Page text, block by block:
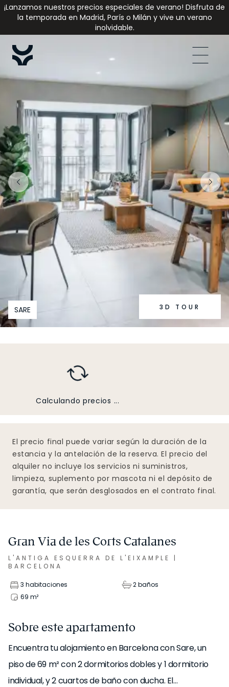
¡Lanzamos nuestros precios especiales de verano! Disfruta de
la temporada en Madrid, París o Milán y vive un verano
inolvidable.
SARE 3D TOUR
Gran Via de les Corts Catalanes
L'ANTIGA ESQUERRA DE L'EIXAMPLE
|
BARCELONA
3 habitaciones
2 baños
69 m²
Sobre este apartamento
Encuentra tu alojamiento en Barcelona con Sare, un
piso de 69 m² con 2 dormitorios dobles y 1 dormitorio
individual, y 2 cuartos de baño con ducha. El
Calculando precios ...
El precio final puede variar según la duración de la
estancia y la antelación de la reserva. El precio del
alquiler no incluye los servicios ni suministros,
limpieza, suplemento por mascota ni el depósito de
garantía, que serán desglosados en el contrato final.